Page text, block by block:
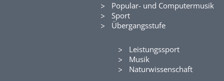
Popular- und Computermusik
Sport
Übergangsstufe
Leistungssport
Musik
Naturwissenschaft